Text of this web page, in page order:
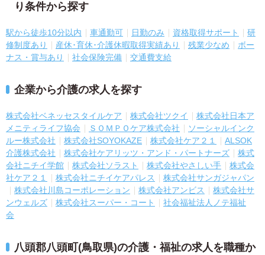
り条件から探す
駅から徒歩10分以内 車通勤可 日勤のみ 資格取得サポート
研
修制度あり
産休･育休･介護休暇取得実績あり 残業少なめ
ボー
ナス・賞与あり
社会保険完備 交通費支給
企業から介護の求人を探す
株式会社ベネッセスタイルケア 株式会社ツクイ
株式会社日本ア
メニティライフ協会
ＳＯＭＰＯケア株式会社
ソーシャルインク
ルー株式会社
株式会社SOYOKAZE 株式会社ケア２１
ALSOK
介護株式会社
株式会社ケアリッツ・アンド・パートナーズ
株式
会社ニチイ学館
株式会社ソラスト 株式会社やさしい手
株式会
社ケア２１
株式会社ニチイケアパレス
株式会社サンガジャパン
株式会社川島コーポレーション
株式会社アンビス
株式会社サ
ンウェルズ
株式会社スーパー・コート
社会福祉法人ノテ福祉
会
八頭郡八頭町(鳥取県)の介護・福祉の求人を職種か